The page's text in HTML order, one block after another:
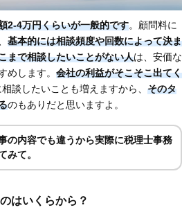
2-4万円くらいが一般的です。顧問料に
基本的には相談頻度や回数によって決ま
まで相談したいことがない人は、安価な
めします。 会社の利益がそこそこ出てく
談したいことも増えますから、 そのタ
のもありだと思いますよ。
の内容でも違うから実際に税理士事務
みて。
はいくらから？